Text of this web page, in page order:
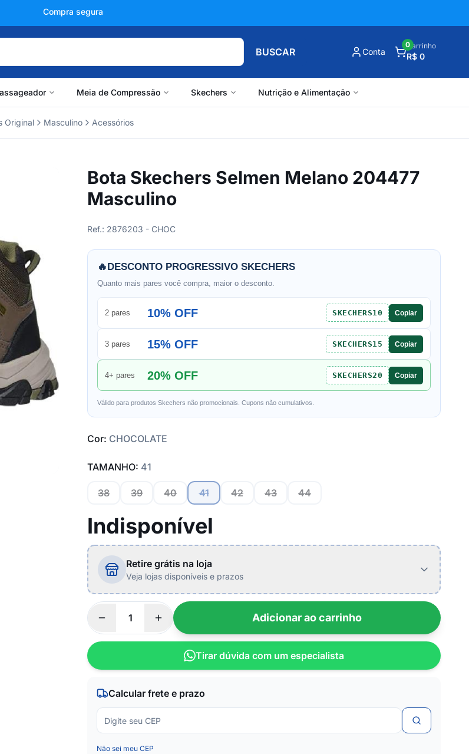
+150 mil avaliações
BUSCAR Conta
Carrinho
R$ 0
0
Meia de Compressão Skechers Nutrição e Alimentação
Original Masculino Acessórios
Bota Skechers Selmen Melano 204477
Masculino
Ref.: 2876203 - CHOC
🔥DESCONTO PROGRESSIVO SKECHERS
Quanto mais pares você compra, maior o desconto.
2 pares 10% OFF SKECHERS10 Copiar
3 pares 15% OFF SKECHERS15 Copiar
4+ pares 20% OFF SKECHERS20 Copiar
Válido para produtos Skechers não promocionais. Cupons não cumulativos.
Cor: CHOCOLATE
TAMANHO: 41
38 39 40 41 42 43 44
Indisponível
Retire grátis na loja
Veja lojas disponíveis e prazos
Adicionar ao carrinho
Tirar dúvida com um especialista
Calcular frete e prazo
Não sei meu CEP